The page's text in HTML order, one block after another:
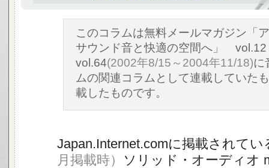
このコラムは無料メールマガジン「
サウンド音と快適の空間へ」 vol.12
vol.64(2002年8/15～2004年11/18)に
ムの関連コラムとして連載していた
載したものです。
Japan.Internet.comに掲載されてい
月掲載時）
ソリッド・オーディオ